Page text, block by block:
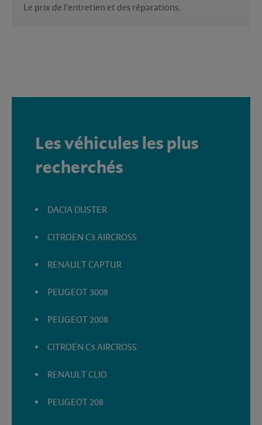
Le prix de l'entretien et des réparations.
Les véhicules les plus
recherchés
DACIA DUSTER
CITROEN C3 AIRCROSS
RENAULT CAPTUR
PEUGEOT 3008
PEUGEOT 2008
CITROEN C5 AIRCROSS
RENAULT CLIO
PEUGEOT 208